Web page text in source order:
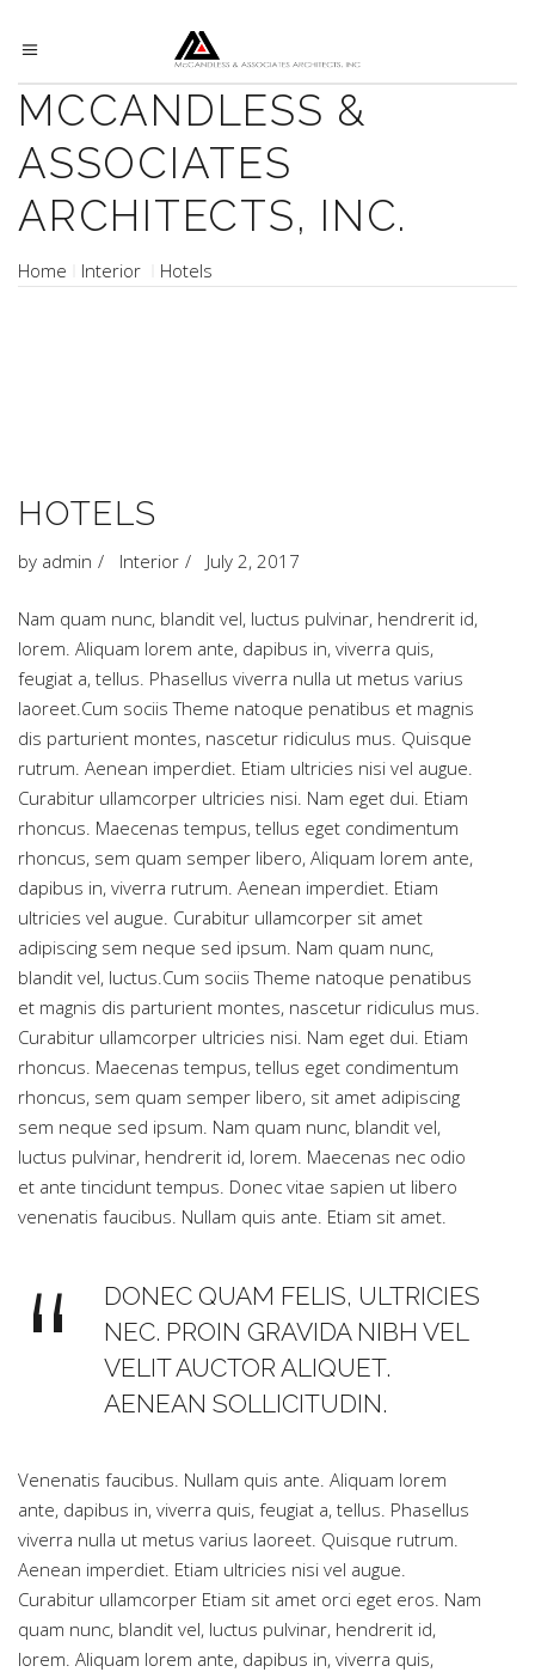
MCCANDLESS &
ASSOCIATES
ARCHITECTS, INC.
Home Interior Hotels
HOTELS
by admin Interior July 2, 2017
Nam quam nunc, blandit vel, luctus pulvinar, hendrerit id,
lorem. Aliquam lorem ante, dapibus in, viverra quis,
feugiat a, tellus. Phasellus viverra nulla ut metus varius
laoreet.Cum sociis Theme natoque penatibus et magnis
dis parturient montes, nascetur ridiculus mus. Quisque
rutrum. Aenean imperdiet. Etiam ultricies nisi vel augue.
Curabitur ullamcorper ultricies nisi. Nam eget dui. Etiam
rhoncus. Maecenas tempus, tellus eget condimentum
rhoncus, sem quam semper libero, Aliquam lorem ante,
dapibus in, viverra rutrum. Aenean imperdiet. Etiam
ultricies vel augue. Curabitur ullamcorper sit amet
adipiscing sem neque sed ipsum. Nam quam nunc,
blandit vel, luctus.Cum sociis Theme natoque penatibus
et magnis dis parturient montes, nascetur ridiculus mus.
Curabitur ullamcorper ultricies nisi. Nam eget dui. Etiam
rhoncus. Maecenas tempus, tellus eget condimentum
rhoncus, sem quam semper libero, sit amet adipiscing
sem neque sed ipsum. Nam quam nunc, blandit vel,
luctus pulvinar, hendrerit id, lorem. Maecenas nec odio
et ante tincidunt tempus. Donec vitae sapien ut libero
venenatis faucibus. Nullam quis ante. Etiam sit amet.
DONEC QUAM FELIS, ULTRICIES
NEC. PROIN GRAVIDA NIBH VEL
VELIT AUCTOR ALIQUET.
AENEAN SOLLICITUDIN.
Venenatis faucibus. Nullam quis ante. Aliquam lorem
ante, dapibus in, viverra quis, feugiat a, tellus. Phasellus
viverra nulla ut metus varius laoreet. Quisque rutrum.
Aenean imperdiet. Etiam ultricies nisi vel augue.
Curabitur ullamcorper Etiam sit amet orci eget eros. Nam
quam nunc, blandit vel, luctus pulvinar, hendrerit id,
lorem. Aliquam lorem ante, dapibus in, viverra quis,